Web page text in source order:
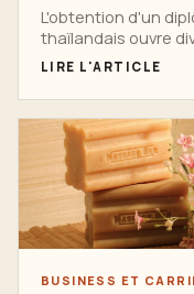
L'obtention d'un
thaïlandais ouvre
ceux qui
LIRE L'ARTICLE
BUSINESS ET